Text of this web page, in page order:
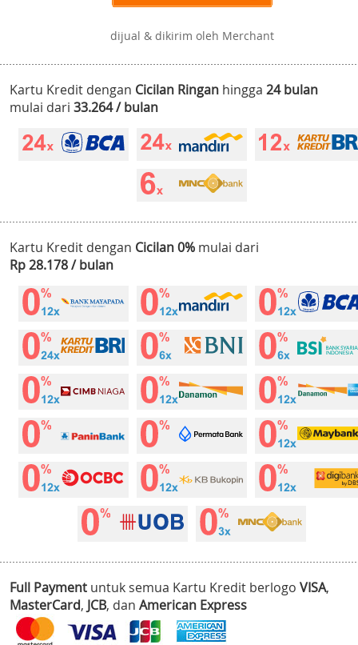
dijual & dikirim oleh Merchant
Kartu Kredit dengan Cicilan Ringan hingga 24 bulan
mulai dari 33.264 / bulan
Kartu Kredit dengan Cicilan 0% mulai dari
Rp 28.178 / bulan
Full Payment untuk semua Kartu Kredit berlogo VISA,
MasterCard, JCB, dan American Express